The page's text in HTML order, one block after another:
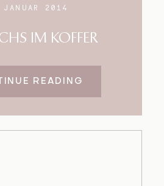
2014
IM KOFFER
READING